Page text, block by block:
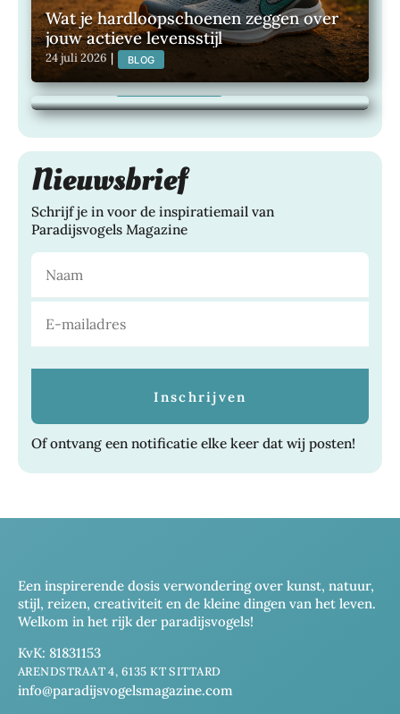
Wat je hardloopschoenen zeggen over
jouw actieve levensstijl
24 juli 2026 | BLOG
Maak van je buitenruimte een plek om
het hele jaar van te genieten
21 juli 2026 | TUINEN, WONEN,
Nieuwsbrief
Schrijf je in voor de inspiratiemail van
Paradijsvogels Magazine
Of ontvang een notificatie elke keer dat wij posten!
Een inspirerende dosis verwondering over kunst, natuur,
stijl, reizen, creativiteit en de kleine dingen van het leven.
Welkom in het rijk der paradijsvogels!
KvK: 81831153
ARENDSTRAAT 4, 6135 KT SITTARD
info@paradijsvogelsmagazine.com